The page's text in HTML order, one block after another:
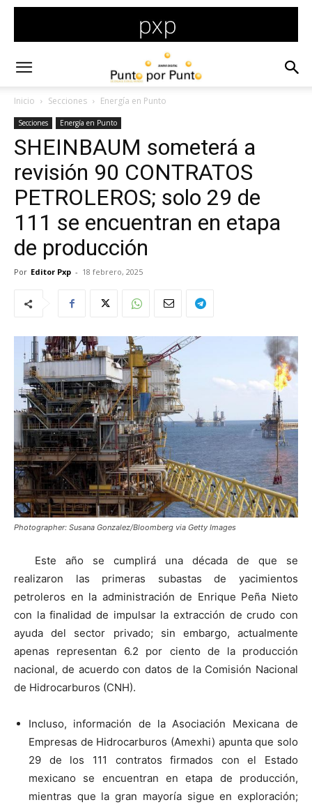
Inicio Secciones Energía en Punto
Secciones Energía en Punto
SHEINBAUM someterá a
revisión 90 CONTRATOS
PETROLEROS; solo 29 de
111 se encuentran en etapa
de producción
Por Editor Pxp - 18 febrero, 2025
Photographer: Susana Gonzalez/Bloomberg via Getty Images
Este año se cumplirá una década de que se
realizaron las primeras subastas de yacimientos
petroleros en la administración de Enrique Peña Nieto
con la finalidad de impulsar la extracción de crudo con
ayuda del sector privado; sin embargo, actualmente
apenas representan 6.2 por ciento de la producción
nacional, de acuerdo con datos de la Comisión Nacional
de Hidrocarburos (CNH).
Incluso, información de la Asociación Mexicana de
Empresas de Hidrocarburos (Amexhi) apunta que solo
29 de los 111 contratos firmados con el Estado
mexicano se encuentran en etapa de producción,
mientras que la gran mayoría sigue en exploración;